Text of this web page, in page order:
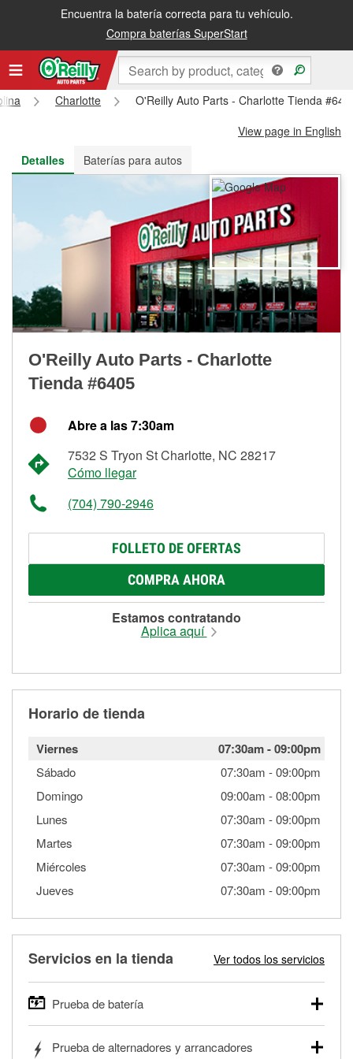
Encuentra la batería correcta para tu vehículo.
Compra baterías SuperStart
Recibe tu orden gratis al día siguiente o recógela en la tienda
Charlotte
O'Reilly Auto Parts - Charlotte Tienda
View page in English
Detalles
Baterías para autos
O'Reilly Auto Parts - Charlotte
Tienda #6405
Abre a las 7:30am
7532 S Tryon St Charlotte, NC 28217
Cómo llegar
(704) 790-2946
FOLLETO DE OFERTAS
COMPRA AHORA
Estamos contratando
Aplica aquí
Horario de tienda
Viernes 07:30am-09:00pm
Sábado 07:30am -09:00pm
Domingo
09:00am -08:00pm
Lunes
07:30am -09:00pm
Martes
07:30am -09:00pm
Miércoles
07:30am -09:00pm
Jueves
07:30am -09:00pm
Servicios en la tienda Ver todos los servicios
Prueba de batería
autos, camionetas, SUVs, vehículos comerciales y
Prueba de alternadores y arrancadores